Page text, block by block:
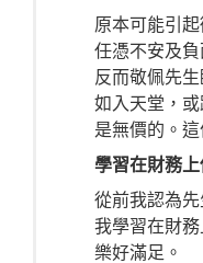
原本可能引
任憑不安及
反而敬佩先
如入天堂，
是無價的。
學習在財務
從前我認為
我學習在財
樂好滿足。